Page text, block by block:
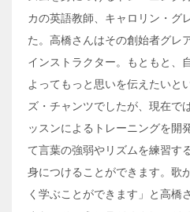
カの英語教師、キャロリン・グ
た。高橋さんはその創始者グレ
インストラクター。もともと、
よってもっと思いを伝えたいと
ズ・チャンツでしたが、現在で
ッスンによるトレーニングを開
て言葉の強弱やリズムを練習す
身につけることができます。歌
く学ぶことができます」と高橋